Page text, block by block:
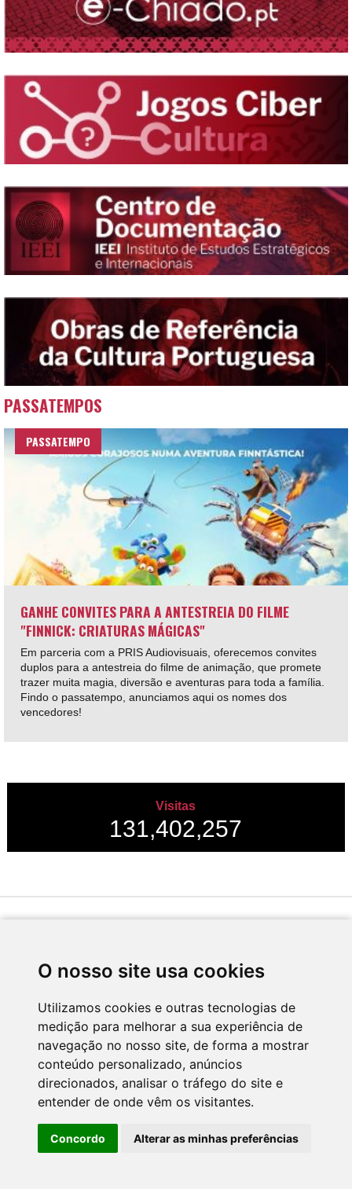
O nosso site usa cookies
Utilizamos cookies e outras tecnologias de
medição para melhorar a sua experiência de
navegação no nosso site, de forma a mostrar
conteúdo personalizado, anúncios
direcionados, analisar o tráfego do site e
entender de onde vêm os visitantes.
Concordo Alterar as minhas preferências
PASSATEMPOS
PASSATEMPO
GANHE CONVITES PARA A ANTESTREIA DO FILME
"FINNICK: CRIATURAS MÁGICAS"
Em parceria com a PRIS Audiovisuais, oferecemos convites
duplos para a antestreia do filme de animação, que promete
trazer muita magia, diversão e aventuras para toda a família.
Findo o passatempo, anunciamos aqui os nomes dos
vencedores!
Visitas
131,402,257
CNC - Centro Nacional de Cultura 2026 © Todos os direitos reservados